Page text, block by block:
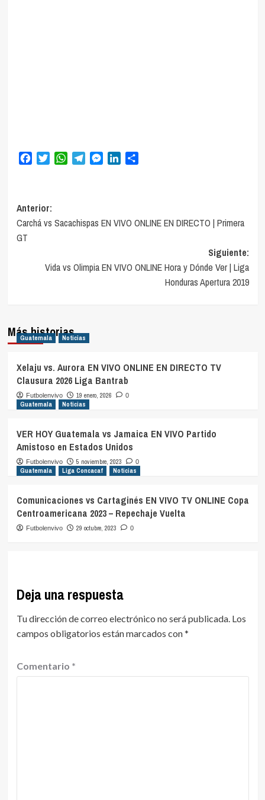
FacebookTwitterWhatsApp
TelegramMessenger
LinkedIn
Navegación
de
entradas
Anterior:
Carchá vs Sacachispas EN VIVO ONLINE EN DIRECTO | Primera
GT
Siguiente:
Vida vs Olimpia EN VIVO ONLINE Hora y Dónde Ver | Liga
Honduras Apertura 2019
Más historias
Guatemala Noticias
Xelaju vs. Aurora EN VIVO ONLINE EN DIRECTO TV
Clausura 2026 Liga Bantrab
Futbolenvivo 19 enero, 2026 0
Guatemala Noticias
VER HOY Guatemala vs Jamaica EN VIVO Partido
Amistoso en Estados Unidos
Futbolenvivo 5 noviembre, 2023 0
Guatemala Liga Concacaf Noticias
Comunicaciones vs Cartaginés EN VIVO TV ONLINE Copa
Centroamericana 2023 – Repechaje Vuelta
Futbolenvivo 29 octubre, 2023 0
Deja una respuesta
Tu dirección de correo electrónico no será publicada. Los
campos obligatorios están marcados con*
Comentario *